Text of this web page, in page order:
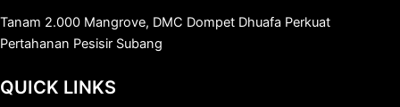
Tanam 2.000 Mangrove, DMC Dompet Dhuafa Perkuat
Pertahanan Pesisir Subang
QUICK LINKS